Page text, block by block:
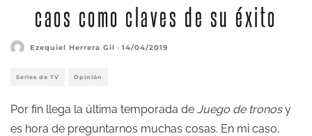
caos como claves de su éxito
Ezequiel Herrera Gil · 14/04/2019
Series de TV Opinión
Por fin llega la última temporada de Juego de tronosy
es hora de preguntarnos muchas cosas. En mi caso,